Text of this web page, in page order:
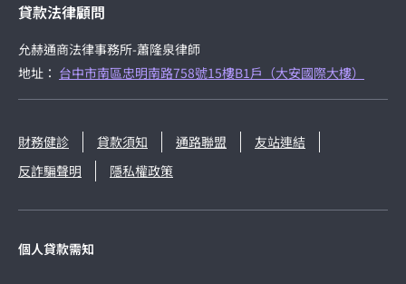
貸款法律顧問
允赫通商法律事務所-蕭隆泉律師
地址： 台中市南區忠明南路758號15樓B1戶（大安國際大樓）
財務健診 貸款須知 通路聯盟
友站連結
反詐騙聲明
隱私權政策
個人貸款需知